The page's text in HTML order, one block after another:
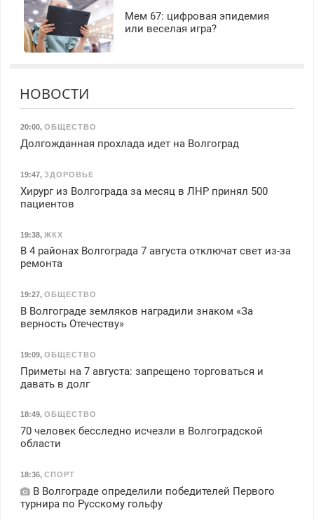
Мем 67: цифровая эпидемия
или веселая игра?
НОВОСТИ
20:00, ОБЩЕСТВО
Долгожданная прохлада идет на Волгоград
19:47, ЗДОРОВЬЕ
Хирург из Волгограда за месяц в ЛНР принял 500
пациентов
19:38, ЖКХ
В 4 районах Волгограда 7 августа отключат свет из-за
ремонта
19:27, ОБЩЕСТВО
В Волгограде земляков наградили знаком «За
верность Отечеству»
19:09, ОБЩЕСТВО
Приметы на 7 августа: запрещено торговаться и
давать в долг
18:49, ОБЩЕСТВО
70 человек бесследно исчезли в Волгоградской
области
18:36, СПОРТ
В Волгограде определили победителей Первого
турнира по Русскому гольфу